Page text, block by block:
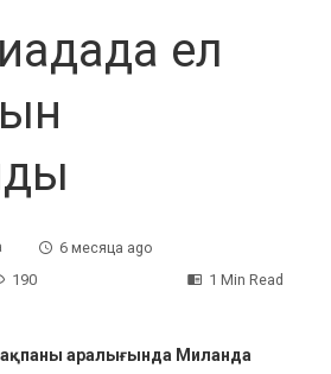
ел
6 месяца ago
190 1 Min Read
аралығында Миланда